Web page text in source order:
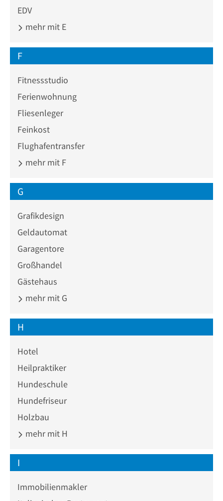
EDV
mehr mit E
F
Fitnessstudio
Ferienwohnung
Fliesenleger
Feinkost
Flughafentransfer
mehr mit F
G
Grafikdesign
Geldautomat
Garagentore
Großhandel
Gästehaus
mehr mit G
H
Hotel
Heilpraktiker
Hundeschule
Hundefriseur
Holzbau
mehr mit H
I
Immobilienmakler